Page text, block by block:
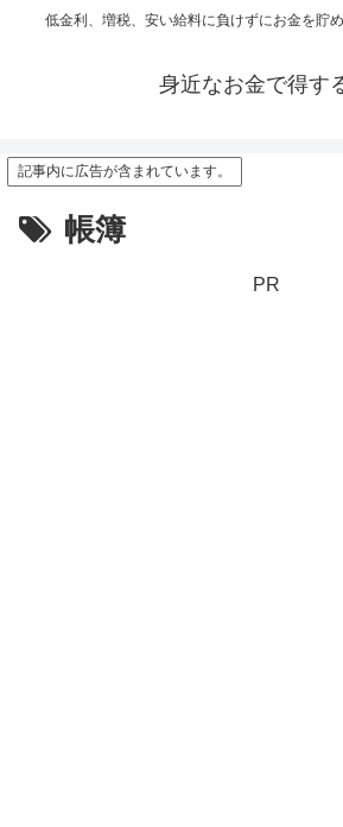
低金利、増税、安い給料に負けずにお金を貯
身近なお金で得す
記事内に広告が含まれています。
帳簿
PR